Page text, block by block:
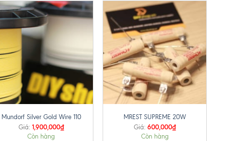
+
Mundorf Silver Gold Wire 110
Giá: 1,900,000₫
Còn hàng
MREST SUPREME 20W
Giá: 600,000₫
Còn hàng